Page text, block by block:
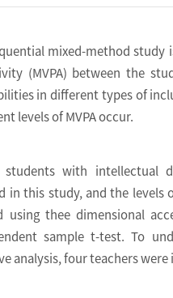
mixed-method
(MVPA) between the
in different types of
levels of MVPA occur.
with intellectual
in this study, and the levels
using thee dimensional
sample t-test. To
analysis, four teachers were